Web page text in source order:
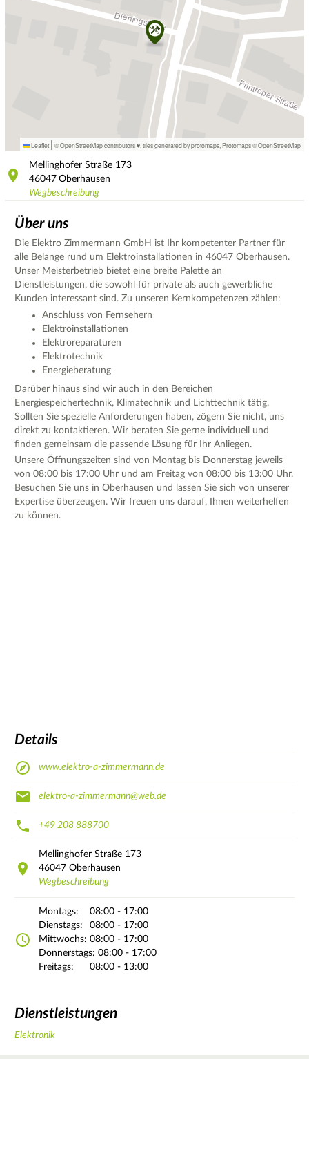
Leaflet | © OpenStreetMap contributors ♥, tiles generated by protomaps Protomaps©OpenStreetMap
Mellinghofer Straße 173
46047 Oberhausen
Wegbeschreibung
Über uns
Die Elektro Zimmermann GmbH ist Ihr kompetenter Partner für
alle Belange rund um Elektroinstallationen in 46047 Oberhausen.
Unser Meisterbetrieb bietet eine breite Palette an
Dienstleistungen, die sowohl für private als auch gewerbliche
Kunden interessant sind. Zu unseren Kernkompetenzen zählen:
Anschluss von Fernsehern
Elektroinstallationen
Elektroreparaturen
Elektrotechnik
Energieberatung
Darüber hinaus sind wir auch in den Bereichen
Energiespeichertechnik, Klimatechnik und Lichttechnik tätig.
Sollten Sie spezielle Anforderungen haben, zögern Sie nicht, uns
direkt zu kontaktieren. Wir beraten Sie gerne individuell und
finden gemeinsam die passende Lösung für Ihr Anliegen.
Unsere Öffnungszeiten sind von Montag bis Donnerstag jeweils
von 08:00 bis 17:00 Uhr und am Freitag von 08:00 bis 13:00 Uhr.
Besuchen Sie uns in Oberhausen und lassen Sie sich von unserer
Expertise überzeugen. Wir freuen uns darauf, Ihnen weiterhelfen
zu können.
Details
www.elektro-a-zimmermann.de
elektro-a-zimmermann@web.de
+49 208 888700
Mellinghofer Straße 173
46047 Oberhausen
Wegbeschreibung
Montags:
08:00 - 17:00
Dienstags:
08:00 - 17:00
Mittwochs: 08:00 - 17:00
Donnerstags: 08:00 - 17:00
Freitags:
08:00 - 13:00
Dienstleistungen
Elektronik